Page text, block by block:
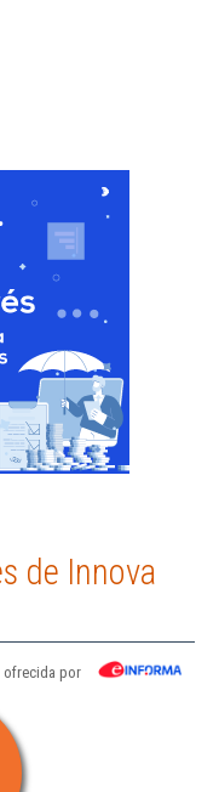
de Innova
ofrecida por